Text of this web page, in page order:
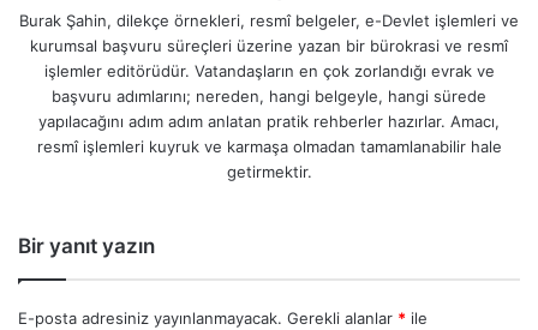
Burak Şahin, dilekçe örnekleri, resmî belgeler, e-Devlet işlemleri ve
kurumsal başvuru süreçleri üzerine yazan bir bürokrasi ve resmî
işlemler editörüdür. Vatandaşların en çok zorlandığı evrak ve
başvuru adımlarını; nereden, hangi belgeyle, hangi sürede
yapılacağını adım adım anlatan pratik rehberler hazırlar. Amacı,
resmî işlemleri kuyruk ve karmaşa olmadan tamamlanabilir hale
getirmektir.
Bir yanıt yazın
E-posta adresiniz yayınlanmayacak. Gerekli alanlar * ile